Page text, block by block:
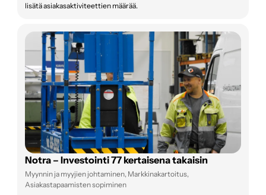
lisätä asiakasaktiviteettien määrää.
Notra – Investointi 77 kertaisena takaisin
Myynnin ja myyjien johtaminen, Markkinakartoitus,
Asiakastapaamisten sopiminen